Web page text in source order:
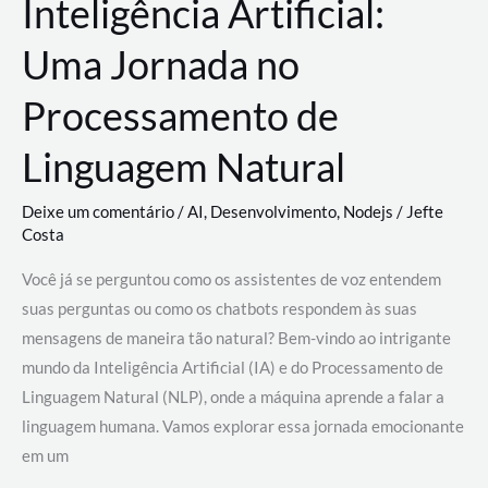
Inteligência Artificial:
Uma Jornada no
Processamento de
Linguagem Natural
Deixe um comentário/AI, Desenvolvimento, Nodejs / Jefte
Costa
Você já se perguntou como os assistentes de voz entendem
suas perguntas ou como os chatbots respondem às suas
mensagens de maneira tão natural? Bem-vindo ao intrigante
mundo da Inteligência Artificial (IA) e do Processamento de
Linguagem Natural (NLP), onde a máquina aprende a falar a
linguagem humana. Vamos explorar essa jornada emocionante
em um